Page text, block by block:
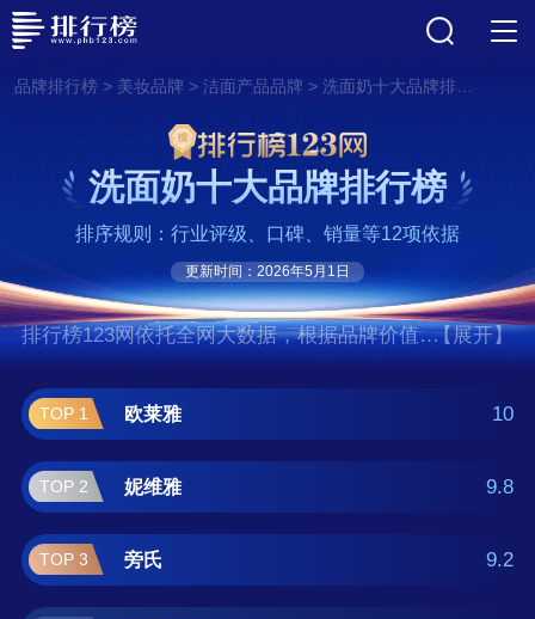
品牌排行榜> 美妆品牌 > 洁面产品品牌 > 洗面奶十大品牌排行榜
洗面奶十大品牌排行榜
排序规则：行业评级、口碑、销量等12项依据
更新时间：2026年5月1日
排行榜123网依托全网大数据，根据品牌价值、
口碑评价等多项指数评选出了洗面奶十大品牌
排行榜,前十名分别是欧莱雅、妮维雅、旁氏、
曼秀雷敦、丝塔芙/Cetaphil、芙丽芳
丝/Freeplus、兰蔻/Lancome、珊珂/SENKA、
后/Whoo、珂润/Curel。如果您正在查找洗面奶
什么牌子好？那么本洗面奶十大品牌榜单可供
您作为选购参考，我们致力于用最真实的用户
数据推荐口碑最好的洗面奶品牌，让您选得放
【展开】
TOP 1 欧莱雅 10
TOP 2 妮维雅 9.8
TOP 3 旁氏 9.2